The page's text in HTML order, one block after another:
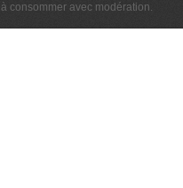
consommer avec modération.